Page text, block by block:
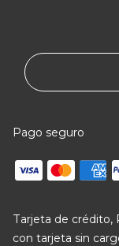
Pago seguro
Tarjeta de crédito,
con tarjeta sin